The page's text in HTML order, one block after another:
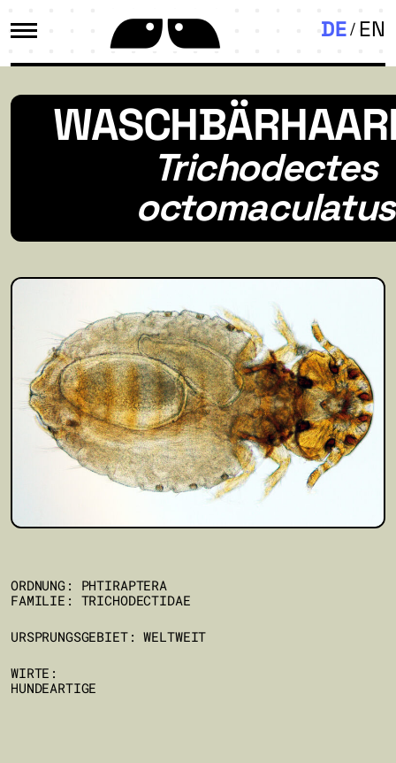
DE EN
Trichodectes
octomaculatus
ORDNUNG: PHTIRAPTERA
FAMILIE: TRICHODECTIDAE
URSPRUNGSGEBIET: WELTWEIT
WIRTE:
HUNDEARTIGE